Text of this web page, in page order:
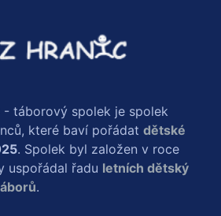
- táborový spolek je spolek
které baví pořádat dětské
. Spolek byl založen v roce
uspořádal řadu letních dětský
.